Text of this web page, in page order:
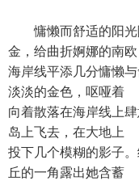
慵懒而舒适的阳光
金，给曲折婀娜的南欧
海岸线平添几分慵懒
淡淡的金色，呕哑着
向着散落在海岸线上
岛上飞去，在大地上
投下几个模糊的影子
丘的一角露出她含蓄